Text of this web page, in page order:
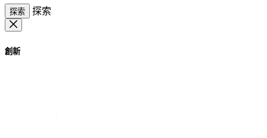
探索 探索
創新